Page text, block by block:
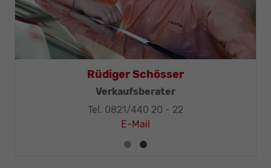
Rüdiger Schösser
Verkaufsberater
Tel. 0821/440 20 - 22
E-Mail